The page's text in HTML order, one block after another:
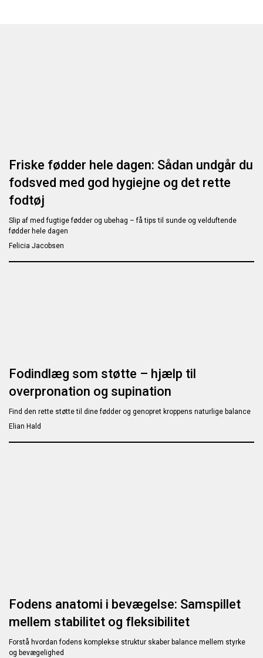
Friske fødder hele dagen: Sådan undgår du
fodsved med god hygiejne og det rette
fodtøj
Slip af med fugtige fødder og ubehag – få tips til sunde og velduftende
fødder hele dagen
Felicia Jacobsen
Fodindlæg som støtte – hjælp til
overpronation og supination
Find den rette støtte til dine fødder og genopret kroppens naturlige balance
Elian Hald
Fodens anatomi i bevægelse: Samspillet
mellem stabilitet og fleksibilitet
Forstå hvordan fodens komplekse struktur skaber balance mellem styrke
og bevægelighed